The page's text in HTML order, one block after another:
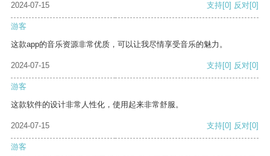
2024-07-15
支持[0] 反对[0]
游客
这款app的音乐资源非常优质，可以让我尽情享受音乐的魅力。
2024-07-15 支持[0] 反对[0]
游客
这款软件的设计非常人性化，使用起来非常舒服。
2024-07-15 支持[0] 反对[0]
游客